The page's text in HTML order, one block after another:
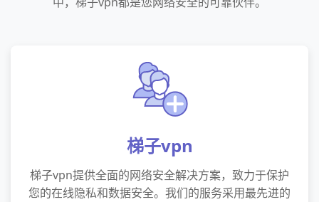
梯子vpn
梯子vpn提供全面的网络安全解决方案，致力于保护
您的在线隐私和数据安全。我们的服务采用最先进的